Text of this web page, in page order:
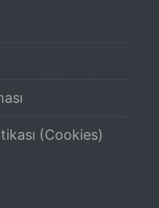
(Cookies)